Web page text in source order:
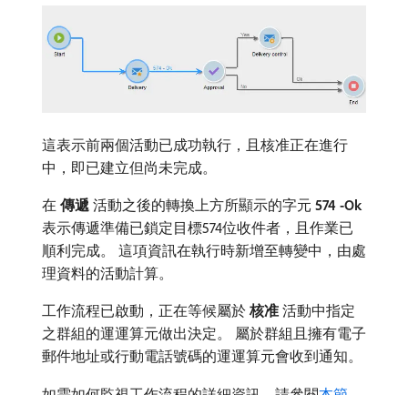
這表示前兩個活動已成功執行，且核准正在進行
中，即已建立但尚未完成。
在​ 傳遞 ​活動之後的轉換上方所顯示的字元​ 574 -Ok​
表示傳遞準備已鎖定目標574位收件者，且作業已
順利完成。 這項資訊在執行時新增至轉變中，由處
理資料的活動計算。
工作流程已啟動，正在等候屬於​ 核准 ​活動中指定
之群組的運運算元做出決定。 屬於群組且擁有電子
郵件地址或行動電話號碼的運運算元會收到通知。